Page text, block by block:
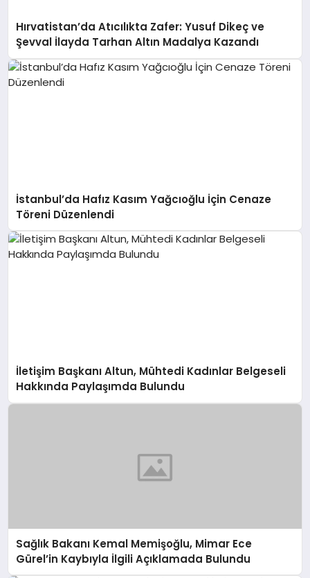
Hırvatistan’da Atıcılıkta Zafer: Yusuf Dikeç ve
Şevval İlayda Tarhan Altın Madalya Kazandı
İstanbul’da Hafız Kasım Yağcıoğlu İçin Cenaze
Töreni Düzenlendi
İletişim Başkanı Altun, Mühtedi Kadınlar Belgeseli
Hakkında Paylaşımda Bulundu
Sağlık Bakanı Kemal Memişoğlu, Mimar Ece
Gürel’in Kaybıyla İlgili Açıklamada Bulundu